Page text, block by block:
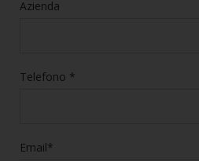
Azienda
Telefono *
Email*